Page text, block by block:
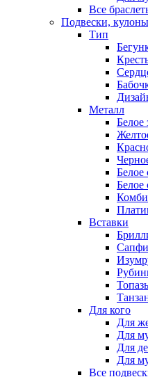
Все
Подвески, кулоны
Тип
Металл
Белое
Белое
Белое
Вставки
Для кого
Для
Для
Для
Для
Все